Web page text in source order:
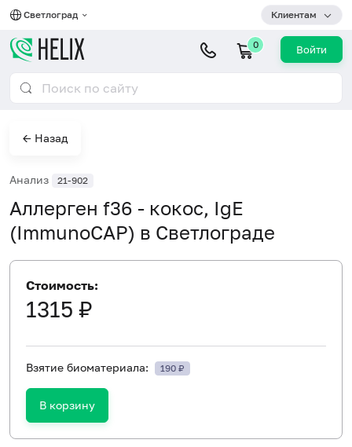
Светлоград Клиентам
0 Войти
← Назад
Анализ 21-902
Аллерген f36 - кокос, IgE
(ImmunoCAP) в Светлограде
Стоимость:
1315 ₽
Взятие биоматериала: 190 ₽
В корзину